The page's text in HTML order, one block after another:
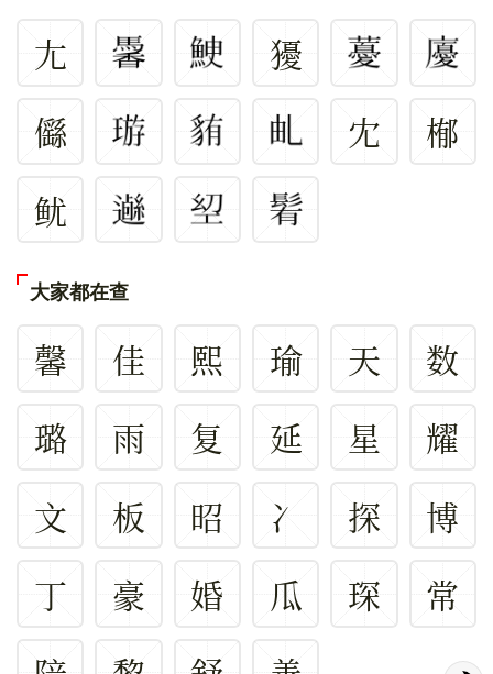
尢
獶
㒡
冘
㮋
鱿
大家都在查
馨 佳 熙 瑜 天
数
璐
雨 复 延 星
耀
文
板 昭 冫 探
博
丁
豪 婚 瓜 琛
常